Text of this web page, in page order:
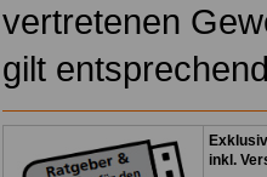
vertretenen
gilt
inkl.